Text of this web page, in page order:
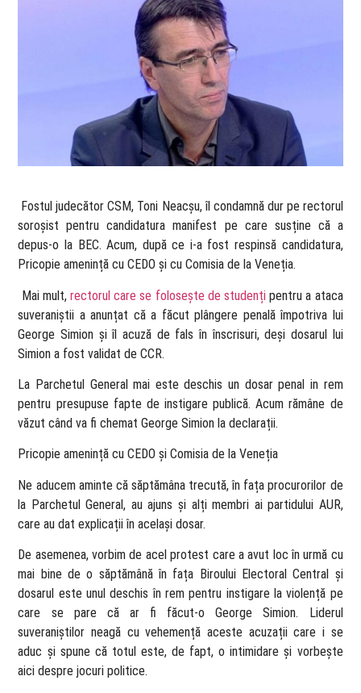
​ Fostul judecător CSM, Toni Neacșu, îl condamnă dur pe rectorul
soroșist pentru candidatura manifest pe care susține că a
depus-o la BEC. Acum, după ce i-a fost respinsă candidatura,
Pricopie amenință cu CEDO și cu Comisia de la Veneția.
Mai mult, rectorul care se folosește de studenți pentru a ataca
suveraniștii a anunțat că a făcut plângere penală împotriva lui
George Simion și îl acuză de fals în înscrisuri, deși dosarul lui
Simion a fost validat de CCR.
La Parchetul General mai este deschis un dosar penal in rem
pentru presupuse fapte de instigare publică. Acum rămâne de
văzut când va fi chemat George Simion la declarații.
Pricopie amenință cu CEDO și Comisia de la Veneția
Ne aducem aminte că săptămâna trecută, în fața procurorilor de
la Parchetul General, au ajuns și alți membri ai partidului AUR,
care au dat explicații în același dosar.
De asemenea, vorbim de acel protest care a avut loc în urmă cu
mai bine de o săptămână în fața Biroului Electoral Central și
dosarul este unul deschis în rem pentru instigare la violență pe
care se pare că ar fi făcut-o George Simion. Liderul
suveraniștilor neagă cu vehemență aceste acuzații care i se
aduc și spune că totul este, de fapt, o intimidare și vorbește
aici despre jocuri politice.